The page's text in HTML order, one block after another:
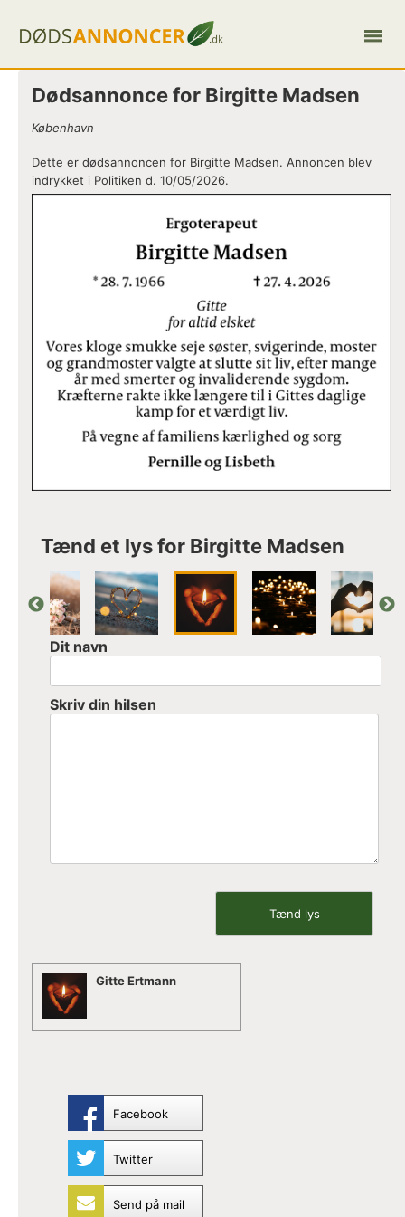
Dødsannonce for Birgitte Madsen
København
Facebook
Twitter
Send på mail
Dette er dødsannoncen for Birgitte Madsen. Annoncen blev
indrykket i Politiken d. 10/05/2026.
Tænd et lys for Birgitte Madsen
Dit navn
Skriv din hilsen
Gitte Ertmann